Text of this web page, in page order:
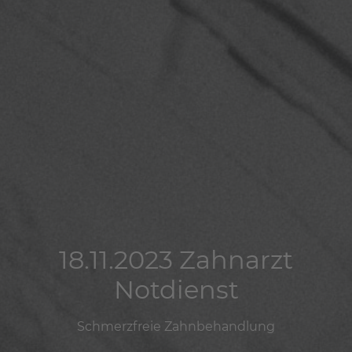
18.11.2023 Zahnarzt
Notdienst
Schmerzfreie Zahnbehandlung
18.11.2023 Zahnarzt
Notdienst
Schmerzfreie Zahnbehandlung
18.11.2023 Zahnarzt
Notdienst
Schmerzfreie Zahnbehandlung